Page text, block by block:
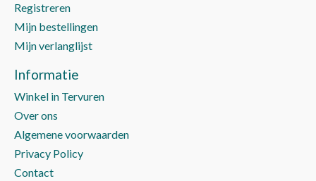
Registreren
Mijn bestellingen
Mijn verlanglijst
Informatie
Winkel in Tervuren
Over ons
Algemene voorwaarden
Privacy Policy
Contact